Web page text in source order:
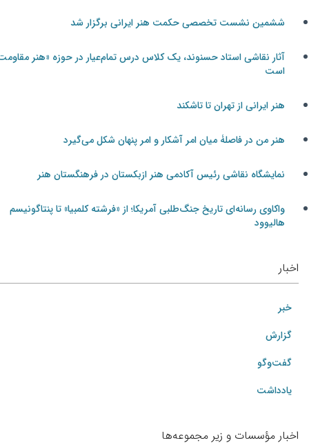
ششمین نشست تخصصی حکمت هنر ایرانی برگزار شد
آثار نقاشی استاد حسنوند، یک کلاس درس تمام‌عیار در حوزه «هنر مقاومت»
است
هنر ایرانی از تهران تا تاشکند
هنر من در فاصلۀ میان امر آشکار و امر پنهان شکل می‌گیرد
نمایشگاه نقاشی رئیس آکادمی هنر ازبکستان در فرهنگستان هنر
واکاوی رسانه‌ای تاریخ جنگ‌طلبی آمریکا؛ از «فرشته کلمبیا» تا پنتاگونیسم
هالیوود
اخبار
خبر
گزارش
گفت‌وگو
یادداشت
اخبار مؤسسات و زیر مجموعه‌ها